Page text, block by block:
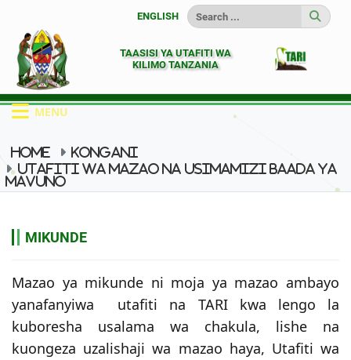
ENGLISH
TAASISI YA UTAFITI WA
KILIMO TANZANIA
MENU
HOME
KONGANI
UTAFITI WA MAZAO NA USIMAMIZI BAADA YA
MAVUNO
MIKUNDE
Mazao ya mikunde ni moja ya mazao ambayo
yanafanyiwa utafiti na TARI kwa lengo la
kuboresha usalama wa chakula, lishe na
kuongeza uzalishaji wa mazao haya, Utafiti wa